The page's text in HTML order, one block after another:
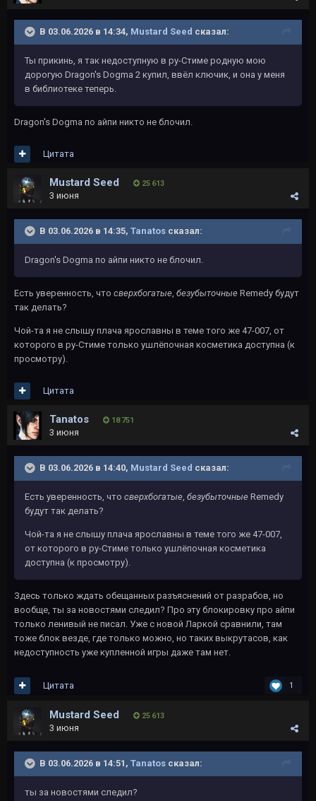
В 03.06.2026 в 14:34, Mustard Seed сказал:
Ты прикинь, я так недоступную в ру-Стиме родную мою
дорогую Dragon's Dogma 2 купил, ввёл ключик, и она у меня
в библиотеке теперь.
Dragon's Dogma по айпи никто не блочил.
Цитата
Mustard Seed 25 613
3 июня
В 03.06.2026 в 14:35, Tanatos сказал:
Dragon's Dogma по айпи никто не блочил.
Есть уверенность, что сверхбогатые, безубыточные Remedy будут
так делать?
Чой-та я не слышу плача ярославны в теме того же 47-007, от
которого в ру-Стиме только ушлёпочная косметика доступна (к
просмотру).
Цитата
Tanatos 18 751
3 июня
В 03.06.2026 в 14:40, Mustard Seed сказал:
Есть уверенность, что сверхбогатые, безубыточные Remedy
будут так делать?
Чой-та я не слышу плача ярославны в теме того же 47-007,
от которого в ру-Стиме только ушлёпочная косметика
доступна (к просмотру).
Здесь только ждать обещанных разъяснений от разрабов, но
вообще, ты за новостями следил? Про эту блокировку про айпи
только ленивый не писал. Уже с новой Ларкой сравнили, там
тоже блок везде, где только можно, но таких выкрутасов, как
недоступность уже купленной игры даже там нет.
1
Цитата
Mustard Seed 25 613
3 июня
В 03.06.2026 в 14:51, Tanatos сказал:
ты за новостями следил?